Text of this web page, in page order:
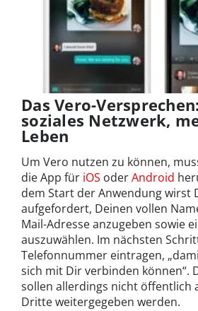
Das Vero-
soziales Netzwerk,
Leben
Um Vero nutzen zu können,
die App für iOS oderAndroid
dem Start der Anwendung wirst
aufgefordert, Deinen vollen
Mail-Adresse anzugeben sowie
auszuwählen. Im nächsten
Telefonnummer eintragen,
sich mit Dir verbinden können“.
sollen allerdings nicht öffentlich
Dritte weitergegeben werden.